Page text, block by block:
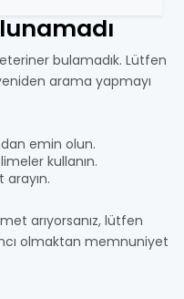
bulamadık. Lütfen
arama yapmayı
emin olun.
kullanın.
arayın.
arıyorsanız, lütfen
olmaktan memnuniyet